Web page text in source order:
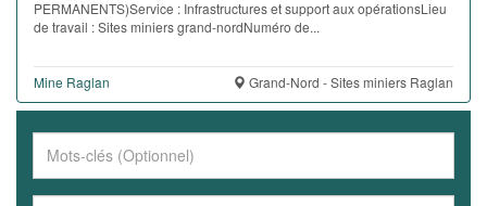
PERMANENTS)Service : Infrastructures et support aux opérationsLieu
de travail : Sites miniers grand-nordNuméro de...
Mine Raglan Grand-Nord - Sites miniers Raglan